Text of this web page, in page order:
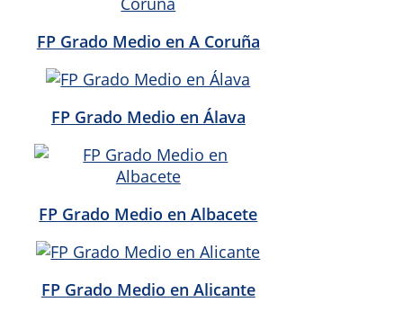
FP Grado Medio en A Coruña
FP Grado Medio en Álava
FP Grado Medio en Albacete
FP Grado Medio en Alicante